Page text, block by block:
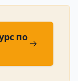
по